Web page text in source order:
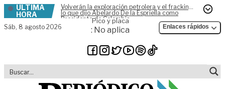
Skip to content
ÚLTIMA
HORA
Volverán la exploración petrolera y el fracking,
lo que dijo Abelardo De la Espriella como
Presidente de Colombia
Sáb, 8 agosto 2026
Pico y placa
: No aplica Enlaces rápidos